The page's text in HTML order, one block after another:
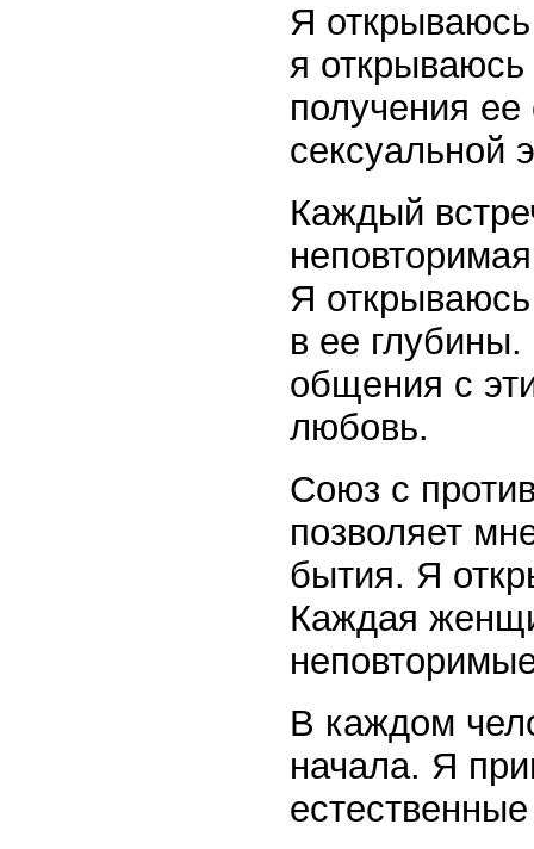
Я открываюсь
я открываюсь
получения ее
сексуальной
Каждый
Я
в ее
общения с
любовь.
Союз с
позволяет
бытия. Я
Каждая
В каждом
начала. Я